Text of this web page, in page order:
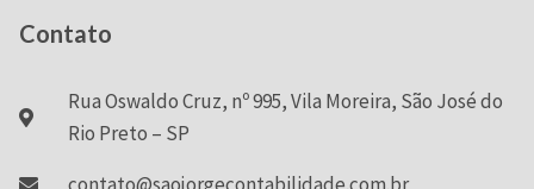
Contato
Rua Oswaldo Cruz, nº 995, Vila Moreira, São José do
Rio Preto – SP
contato@saojorgecontabilidade.com.br